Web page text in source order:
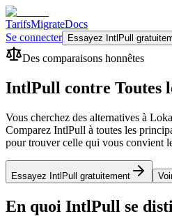
TarifsMigrateDocs
Se connecter
Essayez IntlPull
Des comparaisons honnêtes
IntlPull contre Toutes
Vous cherchez des alternatives à
Comparez IntlPull à toutes les
pour trouver celle qui vous convient
Essayez IntlPull gratuitement
En quoi IntlPull se